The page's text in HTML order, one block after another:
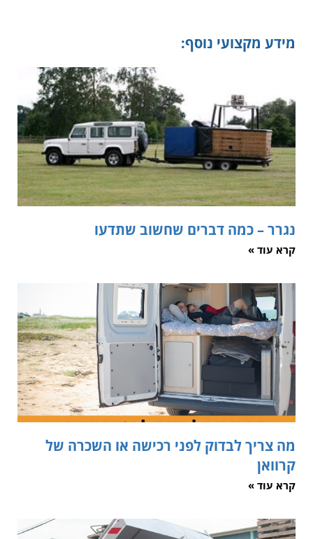
מידע מקצועי נוסף:
נגרר – כמה דברים שחשוב שתדעו
קרא עוד »
מה צריך לבדוק לפני רכישה או השכרה של
קרוואן
קרא עוד »